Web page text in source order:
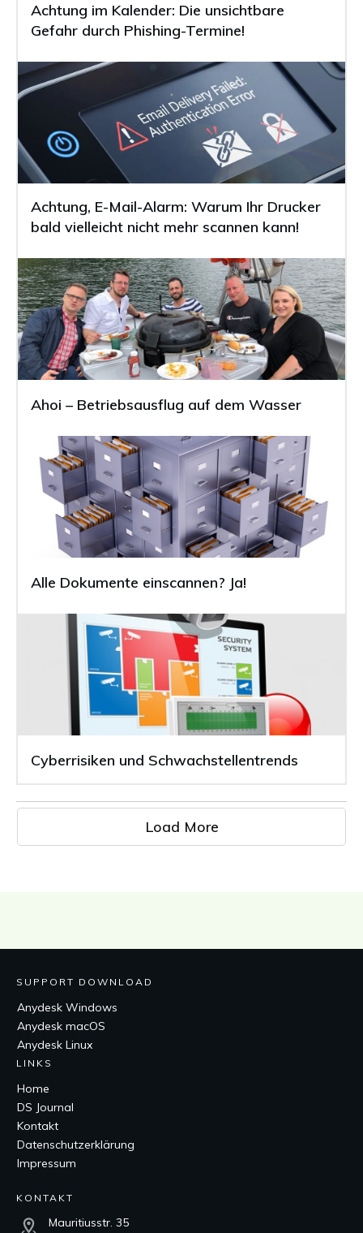
Achtung im Kalender: Die unsichtbare
Gefahr durch Phishing-Termine!
Achtung, E-Mail-Alarm: Warum Ihr Drucker
bald vielleicht nicht mehr scannen kann!
Ahoi – Betriebsausflug auf dem Wasser
Alle Dokumente einscannen? Ja!
Cyberrisiken und Schwachstellentrends
Load More
SUPPORT DOWNLOAD
Anydesk Windows
Anydesk macOS
Anydesk Linux
LINKS
Home
DS Journal
Kontakt
Datenschutzerklärung
Impressum
KONTAKT
Mauritiusstr. 35